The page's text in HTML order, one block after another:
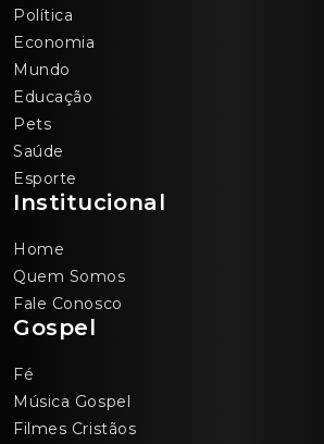
Política
Economia
Mundo
Educação
Pets
Saúde
Esporte
Institucional
Home
Quem Somos
Fale Conosco
Gospel
Fé
Música Gospel
Filmes Cristãos